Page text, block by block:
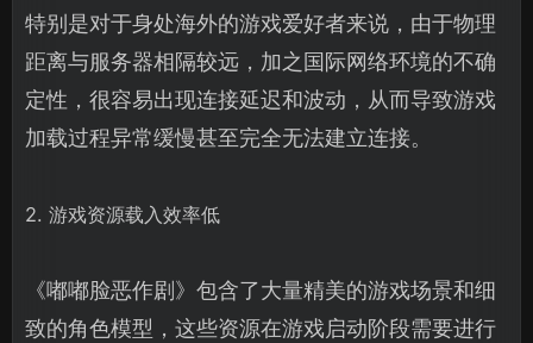
特别是对于身处海外的游戏爱好者来说，由于物理
距离与服务器相隔较远，加之国际网络环境的不确
定性，很容易出现连接延迟和波动，从而导致游戏
加载过程异常缓慢甚至完全无法建立连接。
2. 游戏资源载入效率低
《嘟嘟脸恶作剧》包含了大量精美的游戏场景和细
致的角色模型，这些资源在游戏启动阶段需要进行